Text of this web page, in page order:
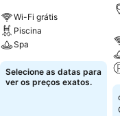
Wi-Fi grátis
Piscina
Spa
Selecione as datas para
ver os preços exatos.